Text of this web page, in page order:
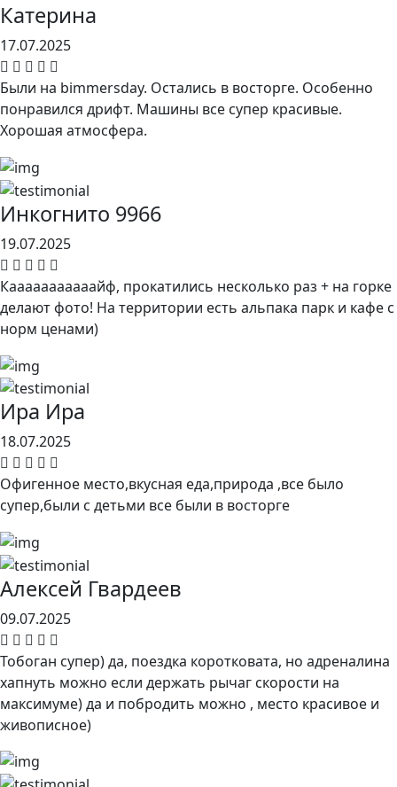
Катерина
17.07.2025
Были на bimmersday. Остались в восторге. Особенно
понравился дрифт. Машины все супер красивые.
Хорошая атмосфера.
Инкогнито 9966
19.07.2025
Кааааааааааайф, прокатились несколько раз + на горке
делают фото! На территории есть альпака парк и кафе с
норм ценами)
Ира Ира
18.07.2025
Офигенное место,вкусная еда,природа ,все было
супер,были с детьми все были в восторге
Алексей Гвардеев
09.07.2025
Тобоган супер) да, поездка коротковата, но адреналина
хапнуть можно если держать рычаг скорости на
максимуме) да и побродить можно , место красивое и
живописное)